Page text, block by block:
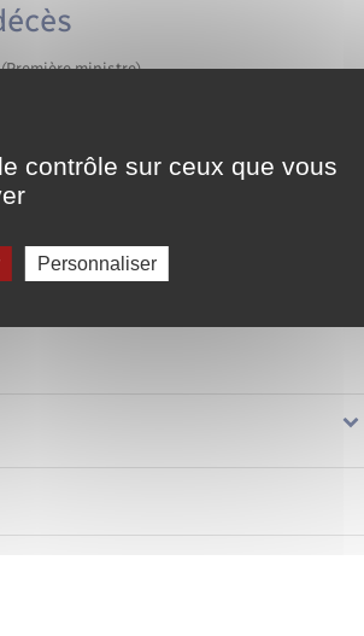
ministre)
href="https://www.lorleau.fr/recensement/?
recensement/?
veuvage
lié à un accident du travail
contrôle sur ceux que vous
Personnaliser